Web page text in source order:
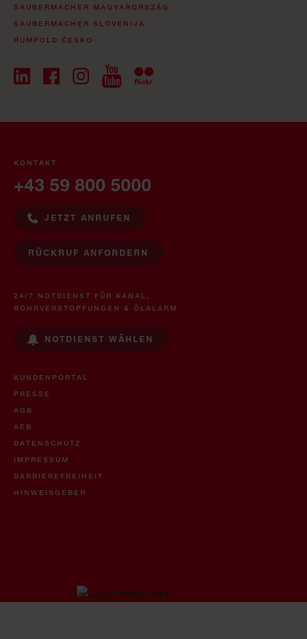
SAUBERMACHER MAGYARORSZÁG
SAUBERMACHER SLOVENIJA
RUMPOLD ČESKO
KONTAKT
+43 59 800 5000
JETZT ANRUFEN
RÜCKRUF ANFORDERN
24/7 NOTDIENST FÜR KANAL,
ROHRVERSTOPFUNGEN & ÖLALARM
NOTDIENST WÄHLEN
KUNDENPORTAL
PRESSE
AGB
AEB
DATENSCHUTZ
IMPRESSUM
BARRIEREFREIHEIT
HINWEISGEBER